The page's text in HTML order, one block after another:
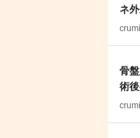
ネ
骨
術